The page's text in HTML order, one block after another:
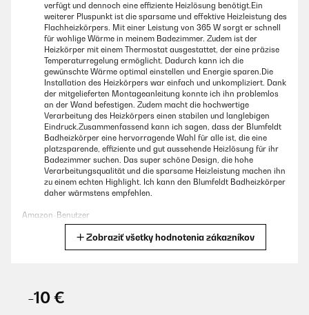
verfügt und dennoch eine effiziente Heizlösung benötigt.Ein
weiterer Pluspunkt ist die sparsame und effektive Heizleistung des
Flachheizkörpers. Mit einer Leistung von 365 W sorgt er schnell
für wohlige Wärme in meinem Badezimmer. Zudem ist der
Heizkörper mit einem Thermostat ausgestattet, der eine präzise
Temperaturregelung ermöglicht. Dadurch kann ich die
gewünschte Wärme optimal einstellen und Energie sparen.Die
Installation des Heizkörpers war einfach und unkompliziert. Dank
der mitgelieferten Montageanleitung konnte ich ihn problemlos
an der Wand befestigen. Zudem macht die hochwertige
Verarbeitung des Heizkörpers einen stabilen und langlebigen
Eindruck.Zusammenfassend kann ich sagen, dass der Blumfeldt
Badheizkörper eine hervorragende Wahl für alle ist, die eine
platzsparende, effiziente und gut aussehende Heizlösung für ihr
Badezimmer suchen. Das super schöne Design, die hohe
Verarbeitungsqualität und die sparsame Heizleistung machen ihn
zu einem echten Highlight. Ich kann den Blumfeldt Badheizkörper
daher wärmstens empfehlen.
Amazon-Benutzer
Zobraziť všetky hodnotenia zákazníkov
-10 €